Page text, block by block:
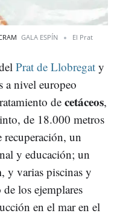
GALA ESPÍN El Prat
Prat de Llobregat y
a nivel europeo
de cetáceos,
de 18.000 metros
un
y educación; un
, y varias piscinas y
los ejemplares
en el mar en el